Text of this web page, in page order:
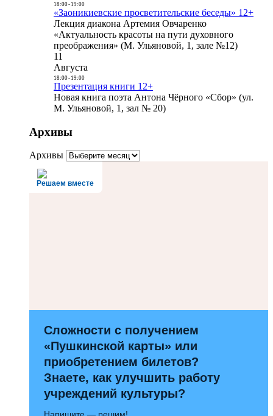
18:00- 19:00
«Заоникиевские просветительские беседы» 12+
Лекция диакона Артемия Овчаренко
«Актуальность красоты на пути духовного
преображения» (М. Ульяновой, 1, зале №12)
11
Августа
18:00- 19:00
Презентация книги 12+
Новая книга поэта Антона Чёрного «Сбор» (ул.
М. Ульяновой, 1, зал № 20)
Архивы
Архивы
Решаем вместе
Сложности с получением
«Пушкинской карты» или
приобретением билетов?
Знаете, как улучшить работу
учреждений культуры?